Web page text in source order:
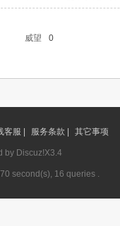
威望
0
客服 | 服务条款 | 其它事项
by Discuz!X3.4
second(s), 16 queries .